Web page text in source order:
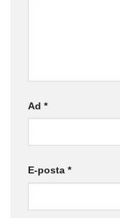
Ad *
E-posta *